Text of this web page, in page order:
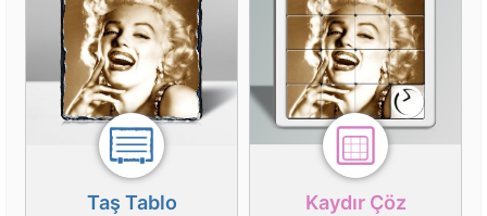
Taş Tablo Kaydır Çöz